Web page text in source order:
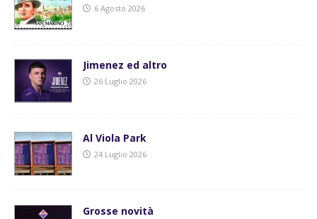
6 Agosto 2026
Jimenez ed altro
26 Luglio 2026
Al Viola Park
24 Luglio 2026
Grosse novità